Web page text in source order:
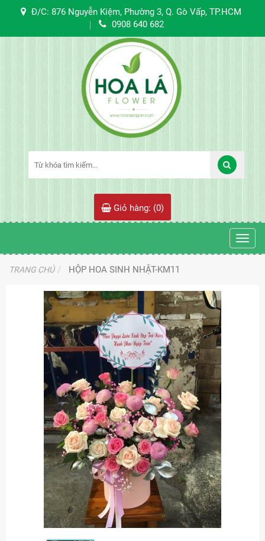
Đ/C: 876 Nguyễn Kiệm, Phường 3, Q. Gò Vấp, TP.HCM
0908 640 682
Giỏ hàng: (0)
TRANG CHỦ HỘP HOA SINH NHẬT-KM11